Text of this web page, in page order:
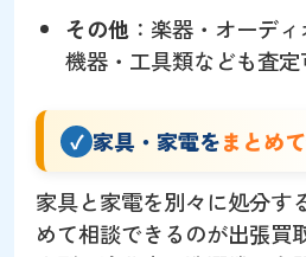
その他 ：楽器・オーデ
機器・工具類なども査
家具・家電をまとめ
家具と家電を別々に処分す
めて相談できるのが出張買